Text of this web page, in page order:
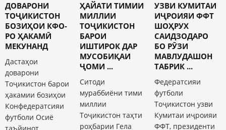
ДОВАРОНИ
ТОҶИКИСТОН
БОЗИҲОИ КФО-
РО ҲАКАМӢ
МЕКУНАНД
Дастаҳои
доварони
Тоҷикистон барои
ҳакамии бозиҳои
Конфедератсияи
футболи Осиё
ҲАЙАТИ ТИМИИ
МИЛЛИИ
ТОҶИКИСТОН
БАРОИ
ИШТИРОК ДАР
МУСОБИҚАИ
ҶОМИ ...
Ситоди
мураббиёни тими
миллии
Тоҷикистон таҳти
роҳбарии Гела
УЗВИ КУМИТАИ
ИҶРОИЯИ ФФТ
ШОҲРУХ
САИДЗОДАРО
БО РӮЗИ
МАВЛУДАШОН
ТАБРИК ...
Федератсияи
футболи
Тоҷикистон узви
Кумитаи иҷроияи
ФФТ, президенти